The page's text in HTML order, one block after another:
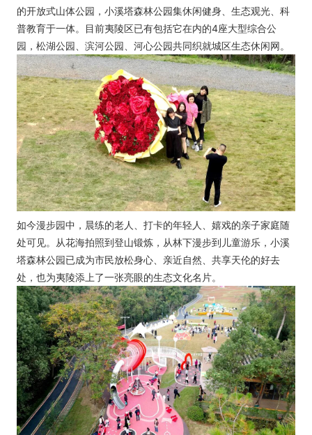
的开放式山体公园，小溪塔森林公园集休闲健身、生态观光、科
普教育于一体。目前夷陵区已有包括它在内的4座大型综合公
园，松湖公园、滨河公园、河心公园共同织就城区生态休闲网。
如今漫步园中，晨练的老人、打卡的年轻人、嬉戏的亲子家庭随
处可见。从花海拍照到登山锻炼，从林下漫步到儿童游乐，小溪
塔森林公园已成为市民放松身心、亲近自然、共享天伦的好去
处，也为夷陵添上了一张亮眼的生态文化名片。